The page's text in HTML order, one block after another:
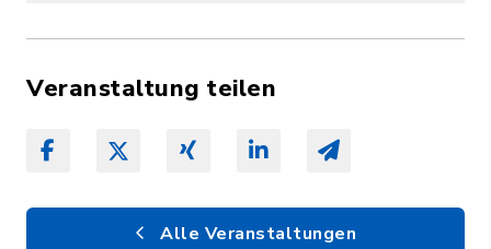
Veranstaltung teilen
Alle Veranstaltungen